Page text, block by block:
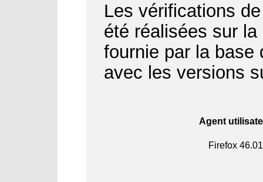
Les vérifications
été réalisées sur
fournie par la base
avec les versions
Agent
Firefox46.01